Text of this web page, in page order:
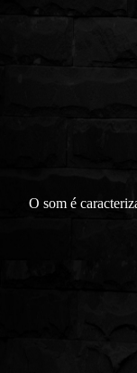
O som é